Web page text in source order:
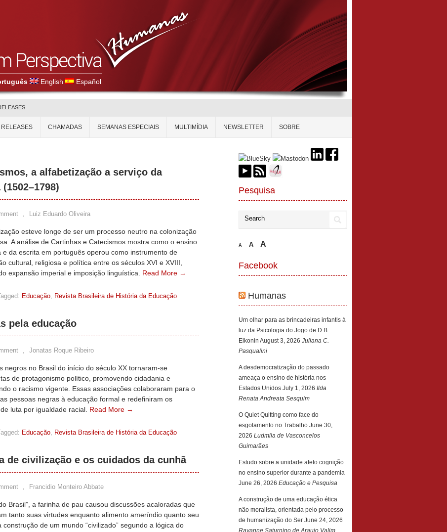
English Español
RELEASES CHAMADAS SEMANAS ESPECIAIS MULTIMÍDIA NEWSLETTER SOBRE
a alfabetização a serviço da
, Luiz Eduardo Oliveira
esteve longe de ser um processo neutro na colonização
A análise de Cartinhas e Catecismos mostra como o ensino
e da escrita em português operou como instrumento de
cultural, religiosa e política entre os séculos XVI e XVIII,
expansão imperial e imposição linguística. Read More →
Educação, Revista Brasileira de História da Educação
pela educação
, Jonatas Roque Ribeiro
negros no Brasil do início do século XX tornaram-se
de protagonismo político, promovendo cidadania e
o racismo vigente. Essas associações colaboraram para o
pessoas negras à educação formal e redefiniram os
luta por igualdade racial. Read More →
Educação, Revista Brasileira de História da Educação
de civilização e os cuidados da cunhã
, Francidio Monteiro Abbate
Brasil”, a farinha de pau causou discussões acaloradas que
tanto suas virtudes enquanto alimento ameríndio quanto seu
construção de um mundo “civilizado” segundo a lógica do
Pesquisa
A A A
Facebook
Humanas
Um olhar para as brincadeiras infantis à
luz da Psicologia do Jogo de D.B.
Elkonin August 3, 2026 Juliana C.
Pasqualini
A desdemocratização do passado
ameaça o ensino de história nos
Estados Unidos July 1, 2026 Ilda
Renata Andreata Sesquim
O Quiet Quitting como face do
esgotamento no Trabalho June 30,
2026 Ludmila de Vasconcelos
Guimarães
Estudo sobre a unidade afeto cognição
no ensino superior durante a pandemia
June 26, 2026 Educação e Pesquisa
A construção de uma educação ética
não moralista, orientada pelo processo
de humanização do Ser June 24, 2026
Rayanne Saturnino de Araujo Valim